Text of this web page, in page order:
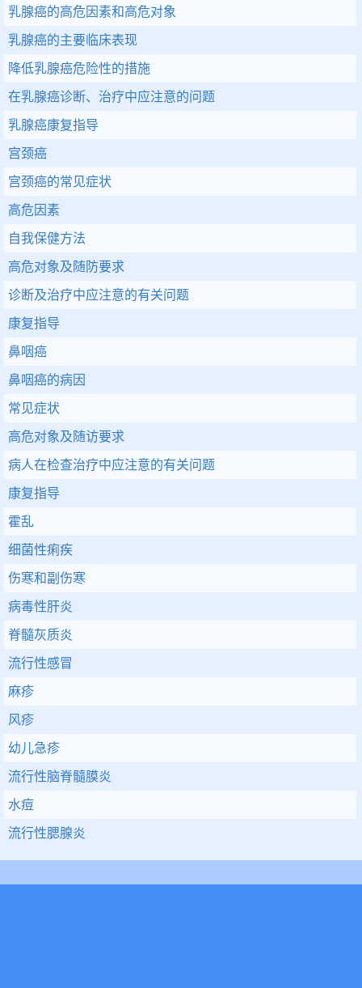
乳腺癌的高危因素和高危对象
乳腺癌的主要临床表现
降低乳腺癌危险性的措施
在乳腺癌诊断、治疗中应注意的问题
乳腺癌康复指导
宫颈癌
宫颈癌的常见症状
高危因素
自我保健方法
高危对象及随防要求
诊断及治疗中应注意的有关问题
康复指导
鼻咽癌
鼻咽癌的病因
常见症状
高危对象及随访要求
病人在检查治疗中应注意的有关问题
康复指导
霍乱
细菌性痢疾
伤寒和副伤寒
病毒性肝炎
脊髓灰质炎
流行性感冒
麻疹
风疹
幼儿急疹
流行性脑脊髓膜炎
水痘
流行性腮腺炎